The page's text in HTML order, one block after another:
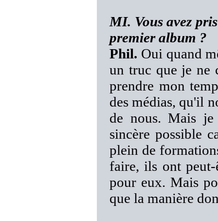
MI. Vous avez
premier album ?
Phil. Oui quand
un truc que je ne
prendre mon
des médias, qu'il
de nous. Mais
sincère possible
plein de
faire, ils ont
pour eux. Mais
que la manière